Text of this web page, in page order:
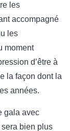
les
accompagné
les
moment
d’être à
la façon dont la
années.
gala avec
sera bien plus